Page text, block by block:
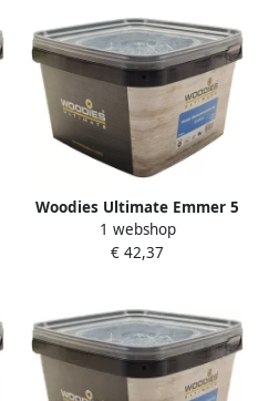
Woodies Ultimate Emmer 5
0x 90 55 vk T25 verzinkt |
450 stuks 61999055
1 webshop
€ 42,37